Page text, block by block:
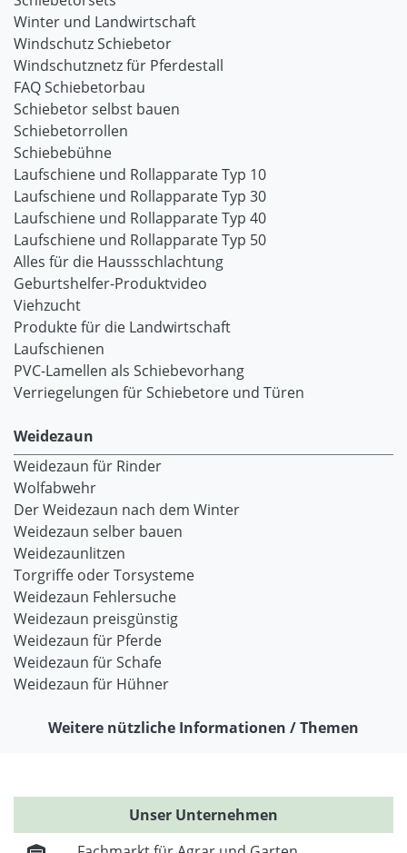
Winter und Landwirtschaft
Windschutz Schiebetor
Windschutznetz für Pferdestall
FAQ Schiebetorbau
Schiebetor selbst bauen
Schiebetorrollen
Schiebebühne
Laufschiene und Rollapparate Typ 10
Laufschiene und Rollapparate Typ 30
Laufschiene und Rollapparate Typ 40
Laufschiene und Rollapparate Typ 50
Alles für die Haussschlachtung
Geburtshelfer-Produktvideo
Viehzucht
Produkte für die Landwirtschaft
Laufschienen
PVC-Lamellen als Schiebevorhang
Verriegelungen für Schiebetore und Türen
Weidezaun
Weidezaun für Rinder
Wolfabwehr
Der Weidezaun nach dem Winter
Weidezaun selber bauen
Weidezaunlitzen
Torgriffe oder Torsysteme
Weidezaun Fehlersuche
Weidezaun preisgünstig
Weidezaun für Pferde
Weidezaun für Schafe
Weidezaun für Hühner
Weitere nützliche Informationen / Themen
Unser Unternehmen